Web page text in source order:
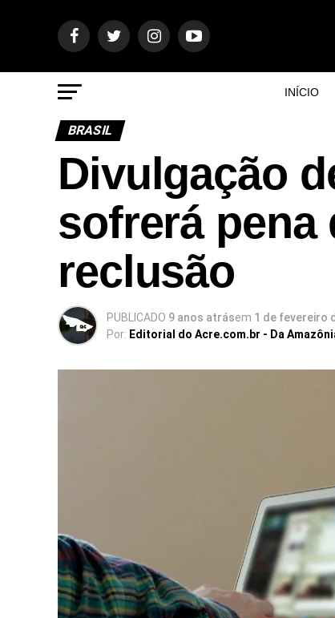
INÍCIO
BRASIL
Divulgação
sofrerá pena
reclusão
PUBLICADO 9 anos atrásem 1 de fevereiro
Por: Editorial do Acre.com.br - Da